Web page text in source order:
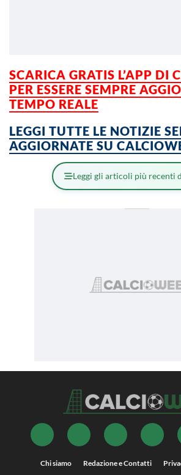
SCARICA GRATIS L’APP DI
PER ESSERE SEMPRE
TEMPO REALE
LEGGI TUTTE LE NOTIZIE
AGGIORNATE SU
Leggi gli articoli più recenti
Chi siamo Redazione e Contatti